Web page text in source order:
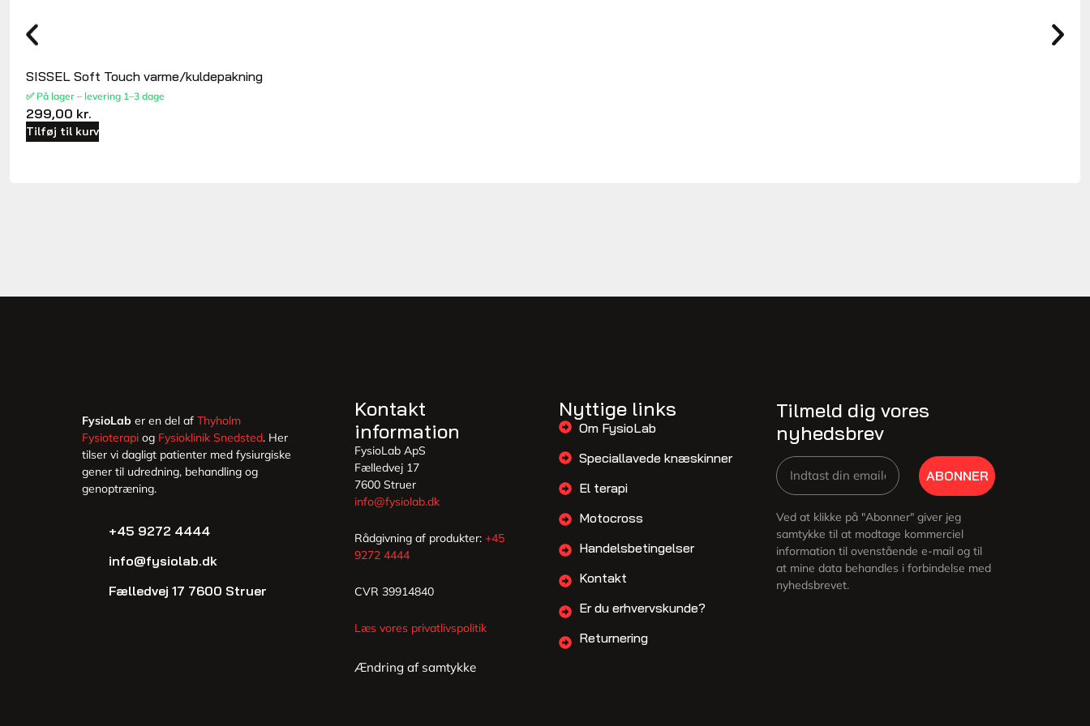
SISSEL Soft Touch varme/kuldepakning
✅ På lager – levering 1–3 dage
299,00 kr.
Tilføj til kurv
FysioLab er en del afThyholm
Fysioterapi og Fysioklinik Snedsted. Her
tilser vi dagligt patienter med fysiurgiske
gener til udredning, behandling og
genoptræning.
+45 9272 4444
info@fysiolab.dk
Fælledvej 17 7600 Struer
Kontakt
information
FysioLab ApS
Fælledvej 17
7600 Struer
info@fysiolab.dk
Rådgivning af produkter:+45
9272 4444
CVR 39914840
Læs vores privatlivspolitik
Ændring af samtykke
Nyttige links
Om FysioLab
Speciallavede knæskinner
El terapi
Motocross
Handelsbetingelser
Kontakt
Er du erhvervskunde?
Returnering
Tilmeld dig vores
nyhedsbrev
ABONNER
Ved at klikke på "Abonner" giver jeg
samtykke til at modtage kommerciel
information til ovenstående e-mail og til
at mine data behandles i forbindelse med
nyhedsbrevet.